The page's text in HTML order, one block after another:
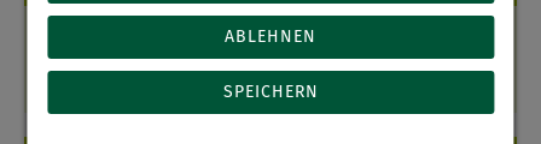
Die Praxis bleibt wie folgt geschlossen:
11.08.2026.
ABLEHNEN
SPEICHERN